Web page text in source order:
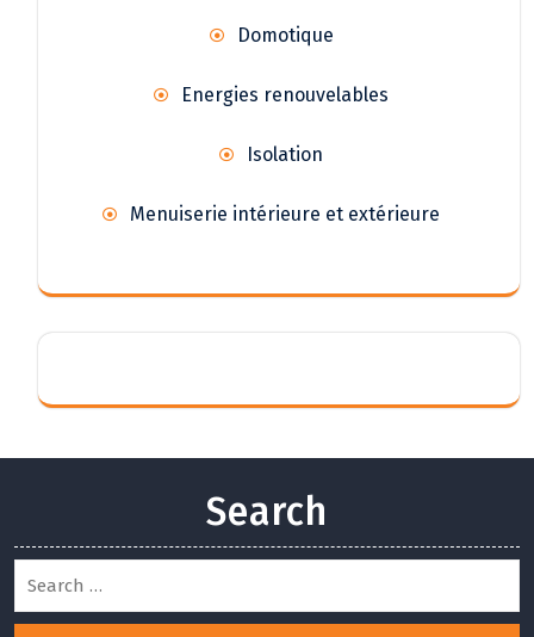
Domotique
Energies renouvelables
Isolation
Menuiserie intérieure et extérieure
Search